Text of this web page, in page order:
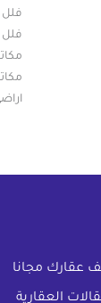
فلل
فلل
عقارك مجانا
العقارية